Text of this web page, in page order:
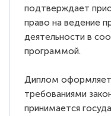
подтверждает
право на ведение
деятельности в
программой.
Диплом
требованиями
принимается